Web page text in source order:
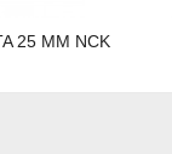
25 MM NCK